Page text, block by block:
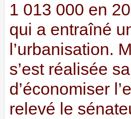
1 013 000 en
qui a entraîné
l’urbanisation.
s’est réalisée
d’économiser
relevé le